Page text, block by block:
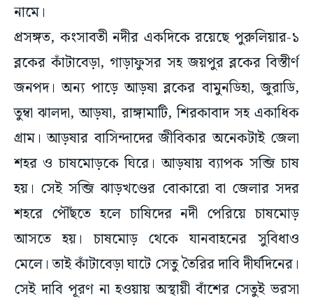
নামে।
প্রসঙ্গত, কংসাবতী নদীর একদিকে রয়েছে পুরুলিয়ার-১
ব্লকের কাঁটাবেড়া, গাড়াফুসর সহ জয়পুর ব্লকের বিস্তীর্ণ
জনপদ। অন্য পাড়ে আড়ষা ব্লকের বামুনডিহা, জুরাডি,
তুম্বা ঝালদা, আড়ষা, রাঙ্গামাটি, শিরকাবাদ সহ একাধিক
গ্রাম। আড়ষার বাসিন্দাদের জীবিকার অনেকটাই জেলা
শহর ও চাষমোড়কে ঘিরে। আড়ষায় ব্যাপক সব্জি চাষ
হয়। সেই সব্জি ঝাড়খণ্ডের বোকারো বা জেলার সদর
শহরে পৌঁছতে হলে চাষিদের নদী পেরিয়ে চাষমোড়
আসতে হয়। চাষমোড় থেকে যানবাহনের সুবিধাও
মেলে। তাই কাঁটাবেড়া ঘাটে সেতু তৈরির দাবি দীর্ঘদিনের।
সেই দাবি পূরণ না হওয়ায় অস্থায়ী বাঁশের সেতুই ভরসা